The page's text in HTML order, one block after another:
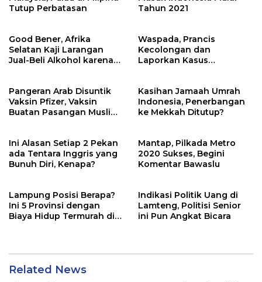
Tutup Perbatasan
Tahun 2021
Good Bener, Afrika
Selatan Kaji Larangan
Jual-Beli Alkohol karena
Waspada, Prancis
Kecolongan dan
Laporkan Kasus
Pangeran Arab Disuntik
Vaksin Pfizer, Vaksin
Buatan Pasangan Muslim
Kasihan Jamaah Umrah
Indonesia, Penerbangan
ke Mekkah Ditutup?
Ini Alasan Setiap 2 Pekan
ada Tentara Inggris yang
Bunuh Diri, Kenapa?
Mantap, Pilkada Metro
2020 Sukses, Begini
Komentar Bawaslu
Lampung Posisi Berapa?
Ini 5 Provinsi dengan
Biaya Hidup Termurah di
Indikasi Politik Uang di
Lamteng, Politisi Senior
ini Pun Angkat Bicara
Related News